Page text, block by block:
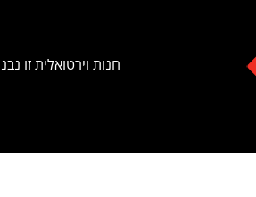
חנות וירטואלית זו